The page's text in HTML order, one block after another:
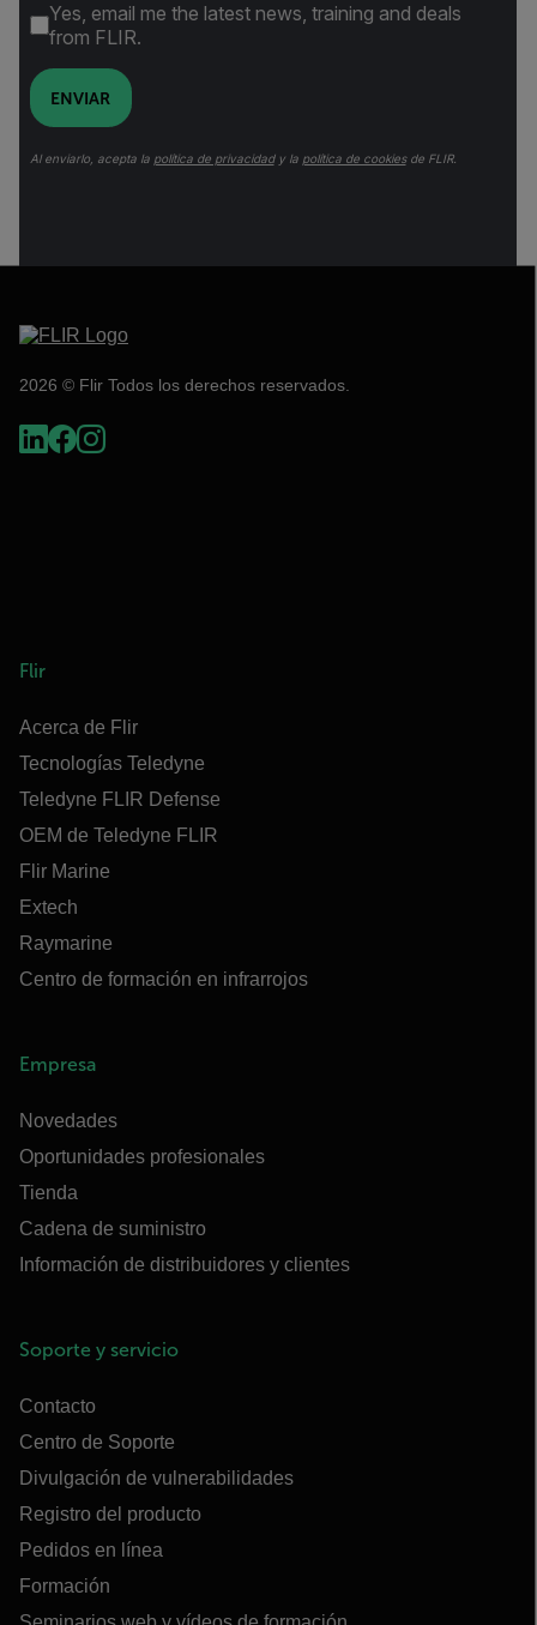
Yes, email me the latest news, training and deals
from FLIR.
ENVIAR
Al enviarlo, acepta la política de privacidady la política de cookiesde FLIR.
2026 © Flir Todos los derechos reservados.
Flir
Acerca de Flir
Tecnologías Teledyne
Teledyne FLIR Defense
OEM de Teledyne FLIR
Flir Marine
Extech
Raymarine
Centro de formación en infrarrojos
Empresa
Novedades
Oportunidades profesionales
Tienda
Cadena de suministro
Información de distribuidores y clientes
Soporte y servicio
Contacto
Centro de Soporte
Divulgación de vulnerabilidades
Registro del producto
Pedidos en línea
Formación